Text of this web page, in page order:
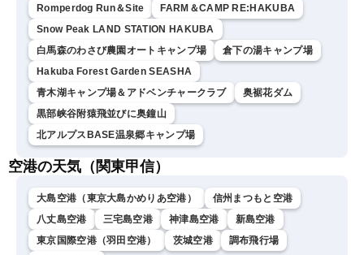
Romperdog Run＆Site
FARM＆CAMP RE:HAKUBA
Snow Peak LAND STATION HAKUBA
白馬森のわさび農園オートキャンプ場
倉下の湯キャンプ場
Hakuba Forest Garden SEASHA
青木湖キャンプ場＆アドベンチャークラブ
奥裾花ダム
黒部峡谷附猿飛並びに奥鐘山
北アルプスBASE温泉郷キャンプ場
空港の天気（関東甲信）
大島空港（東京大島かめりあ空港）
信州まつもと空港
八丈島空港
三宅島空港 神津島空港
新島空港
東京国際空港（羽田空港）
茨城空港
調布飛行場